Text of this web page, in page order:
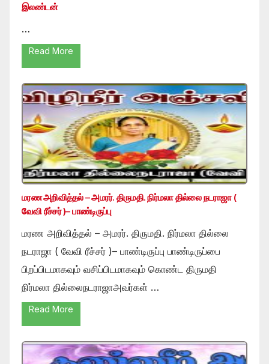
இலண்டன்
…
Read More
மரண அறிவித்தல் – அமரர். திருமதி. நிர்மலா தில்லை நடராஜா (
வேவி ரீச்சர் )– பாண்டிருப்பு
மரண அறிவித்தல் – அமரர். திருமதி. நிர்மலா தில்லை
நடராஜா ( வேவி ரீச்சர் )– பாண்டிருப்பு பாண்டிருப்பை
பிறப்பிடமாகவும் வசிப்பிடமாகவும் கொண்ட திருமதி
நிர்மலா தில்லைநடராஜாஅவர்கள் …
Read More